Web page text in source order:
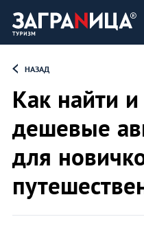
НАЗАД
Как найти
дешевые
для